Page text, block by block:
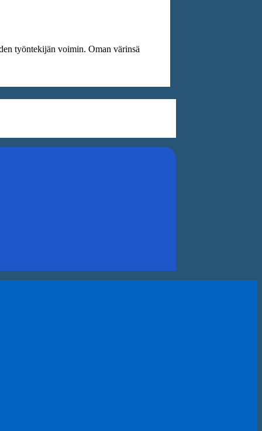
työntekijän voimin. Oman värinsä